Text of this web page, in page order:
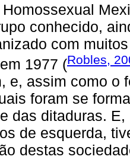
conhecido,
com
1977 (Robles,
e, assim como o
foram se
das ditaduras.
de esquerda,
destas